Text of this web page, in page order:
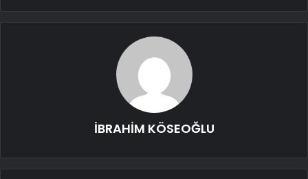
İBRAHİM KÖSEOĞLU